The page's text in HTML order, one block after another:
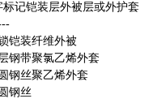
铠装层外被层或外护套
装纤维外被
带聚氯乙烯外套
丝聚乙烯外套
丝